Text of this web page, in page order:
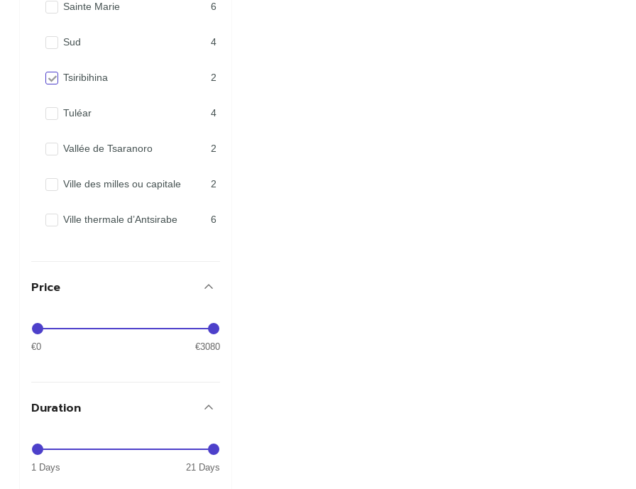
Sainte Marie 6
Sud 4
Tsiribihina 2
Tuléar 4
Vallée de Tsaranoro 2
Ville des milles ou capitale 2
Ville thermale d’Antsirabe 6
Price
€0 €3080
Duration
1 Days 21 Days